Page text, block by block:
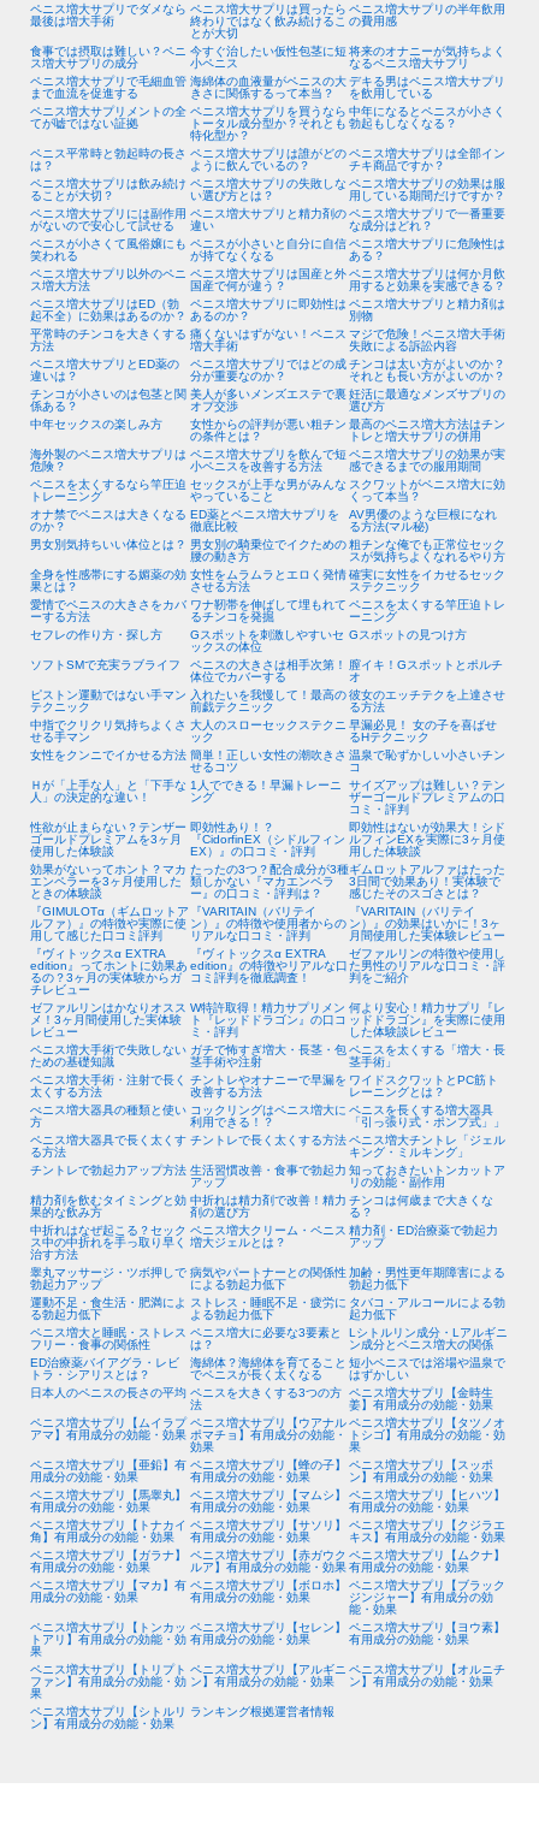
ペニス増大サプリでダメなら
最後は増大手術
ペニス増大サプリは買ったら
終わりではなく飲み続けるこ
とが大切
ペニス増大サプリの半年飲用
の費用感
食事では摂取は難しい？ペニ
ス増大サプリの成分
今すぐ治したい仮性包茎に短
小ペニス
将来のオナニーが気持ちよく
なるペニス増大サプリ
ペニス増大サプリで毛細血管
まで血流を促進する
海綿体の血液量がペニスの大
きさに関係するって本当？
デキる男はペニス増大サプリ
を飲用している
ペニス増大サプリメントの全
てが嘘ではない証拠
ペニス増大サプリを買うなら
トータル成分型か？それとも
特化型か？
中年になるとペニスが小さく
勃起もしなくなる？
ペニス平常時と勃起時の長さ
は？
ペニス増大サプリは誰がどの
ように飲んでいるの？
ペニス増大サプリは全部イン
チキ商品ですか？
ペニス増大サプリは飲み続け
ることが大切？
ペニス増大サプリの失敗しな
い選び方とは？
ペニス増大サプリの効果は服
用している期間だけですか？
ペニス増大サプリには副作用
がないので安心して試せる
ペニス増大サプリと精力剤の
違い
ペニス増大サプリで一番重要
な成分はどれ？
ペニスが小さくて風俗嬢にも
笑われる
ペニスが小さいと自分に自信
が持てなくなる
ペニス増大サプリに危険性は
ある？
ペニス増大サプリ以外のペニ
ス増大方法
ペニス増大サプリは国産と外
国産で何が違う？
ペニス増大サプリは何か月飲
用すると効果を実感できる？
ペニス増大サプリはED（勃
起不全）に効果はあるのか？
ペニス増大サプリに即効性は
あるのか？
ペニス増大サプリと精力剤は
別物
平常時のチンコを大きくする
方法
痛くないはずがない！ペニス
増大手術
マジで危険！ペニス増大手術
失敗による訴訟内容
ペニス増大サプリとED薬の
違いは？
ペニス増大サプリではどの成
分が重要なのか？
チンコは太い方がよいのか？
それとも長い方がよいのか？
チンコが小さいのは包茎と関
係ある？
美人が多いメンズエステで裏
オプ交渉
妊活に最適なメンズサプリの
選び方
中年セックスの楽しみ方
女性からの評判が悪い粗チン
の条件とは？
最高のペニス増大方法はチン
トレと増大サプリの併用
海外製のペニス増大サプリは
危険？
ペニス増大サプリを飲んで短
小ペニスを改善する方法
ペニス増大サプリの効果が実
感できるまでの服用期間
ペニスを太くするなら竿圧迫
トレーニング
セックスが上手な男がみんな
やっていること
スクワットがペニス増大に効
くって本当？
オナ禁でペニスは大きくなる
のか？
ED薬とペニス増大サプリを
徹底比較
AV男優のような巨根になれ
る方法(マル秘)
男女別気持ちいい体位とは？ 男女別の騎乗位でイクための
腰の動き方
粗チンな俺でも正常位セック
スが気持ちよくなれるやり方
全身を性感帯にする媚薬の効
果とは？
女性をムラムラとエロく発情
させる方法
確実に女性をイカせるセック
ステクニック
愛情でペニスの大きさをカバ
ーする方法
ワナ靭帯を伸ばして埋もれて
るチンコを発掘
ペニスを太くする竿圧迫トレ
ーニング
セフレの作り方・探し方
Gスポットを刺激しやすいセ
ックスの体位
Gスポットの見つけ方
ソフトSMで充実ラブライフ
ペニスの大きさは相手次第！
体位でカバーする
膣イキ！Gスポットとポルチ
オ
ピストン運動ではない手マン
テクニック
入れたいを我慢して！最高の
前戯テクニック
彼女のエッチテクを上達させ
る方法
中指でクリクリ気持ちよくさ
せる手マン
大人のスローセックステクニ
ック
早漏必見！ 女の子を喜ばせ
るHテクニック
女性をクンニでイかせる方法 簡単！正しい女性の潮吹きさ
せるコツ
温泉で恥ずかしい小さいチン
コ
Ｈが「上手な人」と「下手な
人」の決定的な違い！
1人でできる！早漏トレーニ
ング
サイズアップは難しい？テン
ザーゴールドプレミアムの口
コミ・評判
性欲が止まらない？テンザー
ゴールドプレミアムを3ヶ月
使用した体験談
即効性あり！？
『CidorfinEX（シドルフィン
EX）』の口コミ・評判
即効性はないが効果大！シド
ルフィンEXを実際に3ヶ月使
用した体験談
効果がないってホント？マカ
エンペラーを3ヶ月使用した
ときの体験談
たったの3つ？配合成分が3種
類しかない『マカエンペラ
ー』の口コミ・評判は？
ギムロットアルファはたった
3日間で効果あり！実体験で
感じたそのスゴさとは？
『GIMULOTα（ギムロットア
ルファ）』の特徴や実際に使
用して感じた口コミ評判
『VARITAIN（バリテイ
ン）』の特徴や使用者からの
リアルな口コミ・評判
『VARITAIN（バリテイ
ン）』の効果はいかに！3ヶ
月間使用した実体験レビュー
『ヴィトックスα EXTRA
edition』ってホントに効果あ
るの？3ヶ月の実体験からガ
チレビュー
『ヴィトックスα EXTRA
edition』の特徴やリアルな口
コミ評判を徹底調査！
ゼファルリンの特徴や使用し
た男性のリアルな口コミ・評
判をご紹介
ゼファルリンはかなりオスス
メ！3ヶ月間使用した実体験
レビュー
W特許取得！精力サプリメン
ト『レッドドラゴン』の口コ
ミ・評判
何より安心！精力サプリ『レ
ッドドラゴン』を実際に使用
した体験談レビュー
ペニス増大手術で失敗しない
ための基礎知識
ガチで怖すぎ増大・長茎・包
茎手術や注射
ペニスを太くする「増大・長
茎手術」
ペニス増大手術・注射で長く
太くする方法
チントレやオナニーで早漏を
改善する方法
ワイドスクワットとPC筋ト
レーニングとは？
ぺニス増大器具の種類と使い
方
コックリングはペニス増大に
利用できる！？
ペニスを長くする増大器具
「引っ張り式・ポンプ式」」
ペニス増大器具で長く太くす
る方法
チントレで長く太くする方法 ペニス増大チントレ「ジェル
キング・ミルキング」
チントレで勃起力アップ方法 生活習慣改善・食事で勃起力
アップ
知っておきたいトンカットア
リの効能・副作用
精力剤を飲むタイミングと効
果的な飲み方
中折れは精力剤で改善！精力
剤の選び方
チンコは何歳まで大きくな
る？
中折れはなぜ起こる？セック
ス中の中折れを手っ取り早く
治す方法
ペニス増大クリーム・ペニス
増大ジェルとは？
精力剤・ED治療薬で勃起力
アップ
睾丸マッサージ・ツボ押しで
勃起力アップ
病気やパートナーとの関係性
による勃起力低下
加齢・男性更年期障害による
勃起力低下
運動不足・食生活・肥満によ
る勃起力低下
ストレス・睡眠不足・疲労に
よる勃起力低下
タバコ・アルコールによる勃
起力低下
ペニス増大と睡眠・ストレス
フリー・食事の関係性
ペニス増大に必要な3要素と
は？
Lシトルリン成分・Lアルギニ
ン成分とペニス増大の関係
ED治療薬バイアグラ・レビ
トラ・シアリスとは？
海綿体？海綿体を育てること
でペニスが長く太くなる
短小ペニスでは浴場や温泉で
はずかしい
日本人のペニスの長さの平均 ペニスを大きくする3つの方
法
ペニス増大サプリ【金時生
姜】有用成分の効能・効果
ペニス増大サプリ【ムイラプ
アマ】有用成分の効能・効果
ペニス増大サプリ【ウアナル
ポマチョ】有用成分の効能・
効果
ペニス増大サプリ【タツノオ
トシゴ】有用成分の効能・効
果
ペニス増大サプリ【亜鉛】有
用成分の効能・効果
ペニス増大サプリ【蜂の子】
有用成分の効能・効果
ペニス増大サプリ【スッポ
ン】有用成分の効能・効果
ペニス増大サプリ【馬睾丸】
有用成分の効能・効果
ペニス増大サプリ【マムシ】
有用成分の効能・効果
ペニス増大サプリ【ヒハツ】
有用成分の効能・効果
ペニス増大サプリ【トナカイ
角】有用成分の効能・効果
ペニス増大サプリ【サソリ】
有用成分の効能・効果
ペニス増大サプリ【クジラエ
キス】有用成分の効能・効果
ペニス増大サプリ【ガラナ】
有用成分の効能・効果
ペニス増大サプリ【赤ガウク
ルア】有用成分の効能・効果
ペニス増大サプリ【ムクナ】
有用成分の効能・効果
ペニス増大サプリ【マカ】有
用成分の効能・効果
ペニス増大サプリ【ボロホ】
有用成分の効能・効果
ペニス増大サプリ【ブラック
ジンジャー】有用成分の効
能・効果
ペニス増大サプリ【トンカッ
トアリ】有用成分の効能・効
果
ペニス増大サプリ【セレン】
有用成分の効能・効果
ペニス増大サプリ【ヨウ素】
有用成分の効能・効果
ペニス増大サプリ【トリプト
ファン】有用成分の効能・効
果
ペニス増大サプリ【アルギニ
ン】有用成分の効能・効果
ペニス増大サプリ【オルニチ
ン】有用成分の効能・効果
ペニス増大サプリ【シトルリ
ン】有用成分の効能・効果
ランキング根拠運営者情報